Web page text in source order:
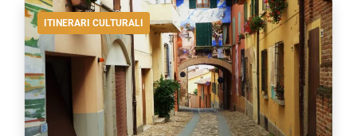
ITINERARI CULTURALI